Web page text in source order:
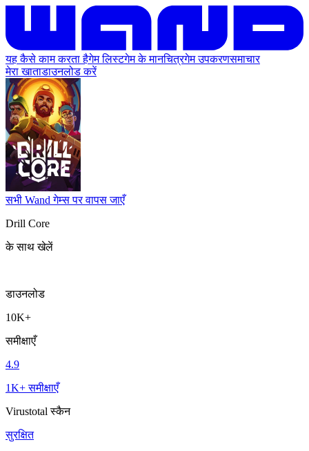
यह कैसे काम करता हैगेम लिस्टगेम के मानचित्रगेम उपकरणसमाचार
मेरा खाताडाउनलोड करें
सभी Wand गेम्स पर वापस जाएँ
Drill Core
के साथ खेलें
डाउनलोड
10K+
समीक्षाएँ
4.9
1K+ समीक्षाएँ
Virustotal स्कैन
सुरक्षित